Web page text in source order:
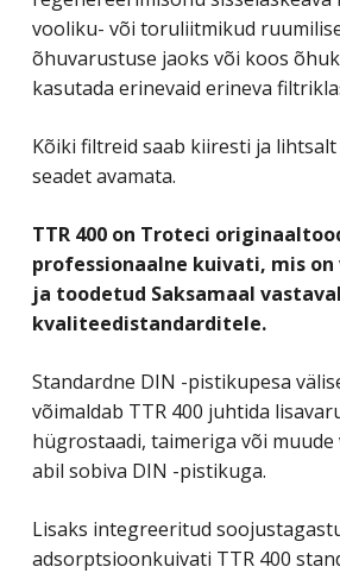
vooliku- või toruliitmikud
õhuvarustuse jaoks või koos
kasutada erinevaid erineva
Kõiki filtreid saab kiiresti ja lihtsalt
seadet avamata.
TTR 400 on Troteci
professionaalne kuivati, mis
ja toodetud Saksamaal
kvaliteedistandarditele.
Standardne DIN -pistikupesa
võimaldab TTR 400 juhtida
hügrostaadi, taimeriga või muude
abil sobiva DIN -pistikuga.
Lisaks integreeritud
adsorptsioonkuivati ​​TTR 400